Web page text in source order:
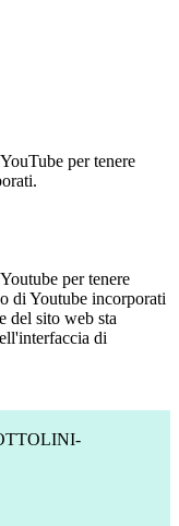
per tenere
per tenere
di Youtube incorporati
del sito web sta
di